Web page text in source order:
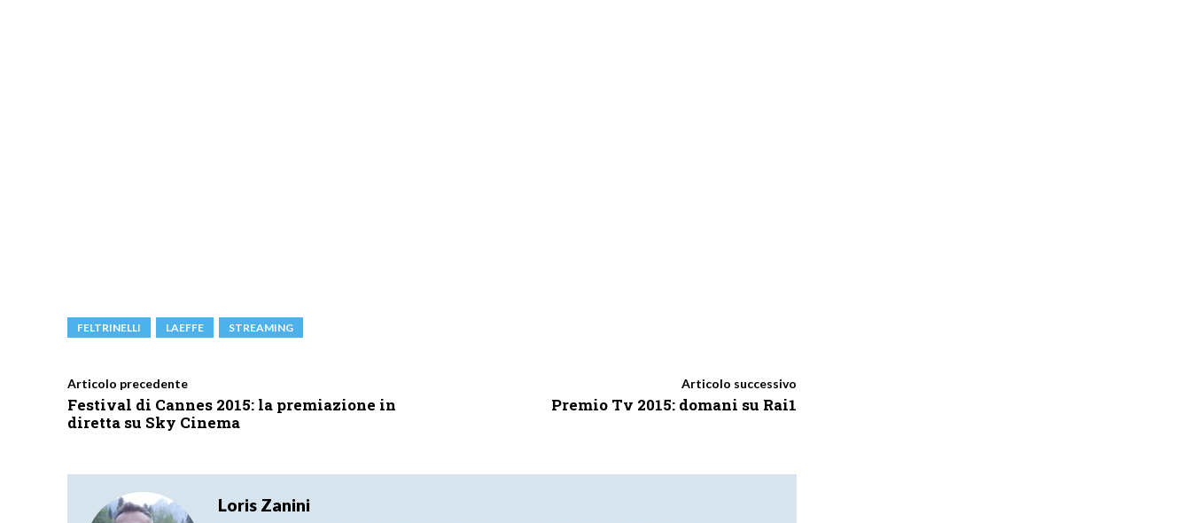
FELTRINELLI LAEFFE STREAMING
Articolo precedente
Festival di Cannes 2015: la premiazione in
diretta su Sky Cinema
Articolo successivo
Premio Tv 2015: domani su Rai1
Loris Zanini